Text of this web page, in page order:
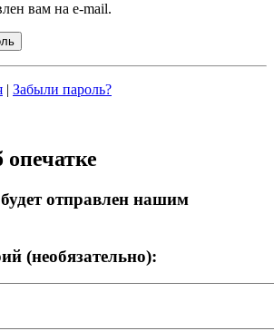
вам на e-mail.
| Забыли пароль?
отправлен нашим
(необязательно):